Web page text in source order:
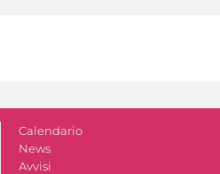
Calendario
News
Avvisi